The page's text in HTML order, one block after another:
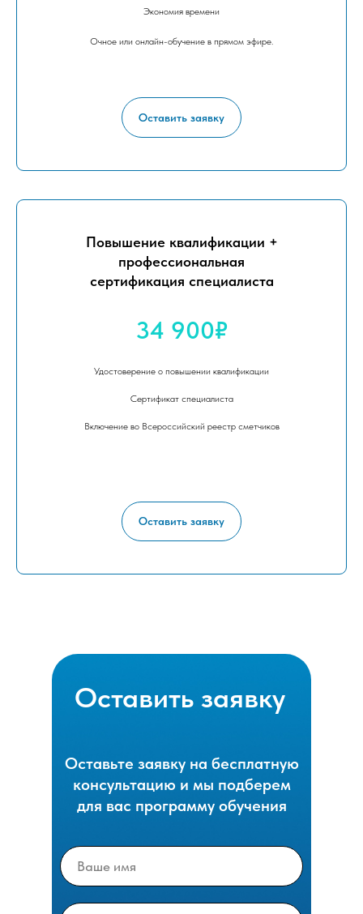
Экономия времени
Очное или онлайн-обучение в прямом эфире.
Оставить заявку
Повышение квалификации +
профессиональная
сертификация специалиста
34 900₽
Удостоверение о повышении квалификации
Сертификат специалиста
Включение во Всероссийский реестр сметчиков
Оставить заявку
Оставить заявку
Оставьте заявку на бесплатную
консультацию и мы подберем
для вас программу обучения